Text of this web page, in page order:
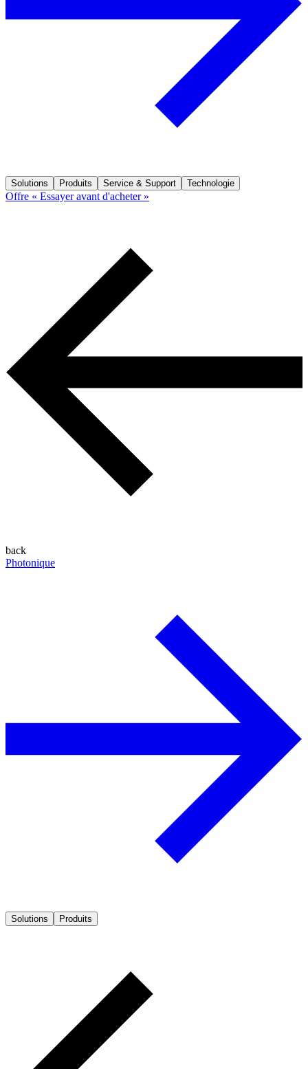
Solutions Produits Service & Support Technologie
Offre « Essayer avant d'acheter »
back
Photonique
Solutions Produits